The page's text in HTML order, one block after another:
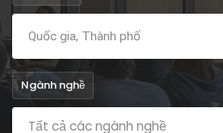
Ngành nghề
Tất cả các ngành nghề